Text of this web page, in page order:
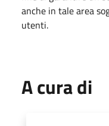
anche in tale area
utenti.
A cura di